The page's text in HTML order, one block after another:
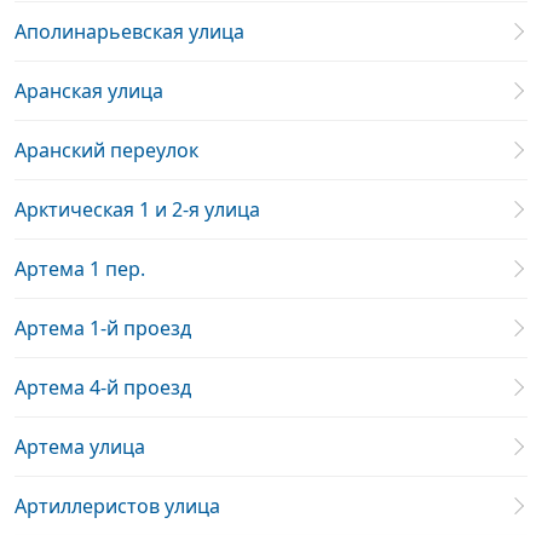
Аполинарьевская улица
Аранская улица
Аранский переулок
Арктическая 1 и 2-я улица
Артема 1 пер.
Артема 1-й проезд
Артема 4-й проезд
Артема улица
Артиллеристов улица